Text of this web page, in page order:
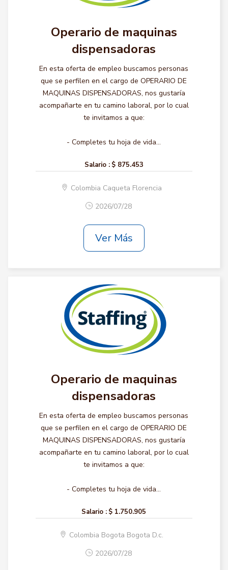
Operario de maquinas
dispensadoras
En esta oferta de empleo buscamos personas
que se perfilen en el cargo de OPERARIO DE
MAQUINAS DISPENSADORAS, nos gustaría
acompañarte en tu camino laboral, por lo cual
te invitamos a que:
- Completes tu hoja de vida...
Salario : $ 875.453
Colombia Caqueta Florencia
2026/07/28
Ver Más
Operario de maquinas
dispensadoras
En esta oferta de empleo buscamos personas
que se perfilen en el cargo de OPERARIO DE
MAQUINAS DISPENSADORAS, nos gustaría
acompañarte en tu camino laboral, por lo cual
te invitamos a que:
- Completes tu hoja de vida...
Salario : $ 1.750.905
Colombia Bogota Bogota D.c.
2026/07/28